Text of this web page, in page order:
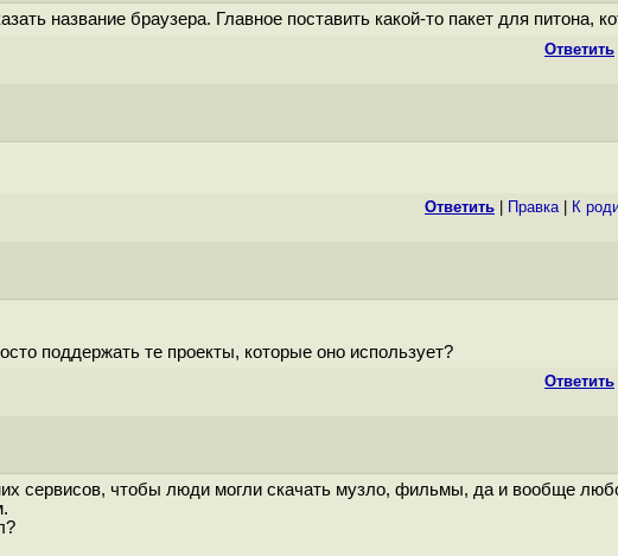
название браузера. Главное поставить какой-то пакет для питона,
Ответить
Ответить Правка| К
поддержать те проекты, которые оно использует?
Ответить
сервисов, чтобы люди могли скачать музло, фильмы, да и вообще